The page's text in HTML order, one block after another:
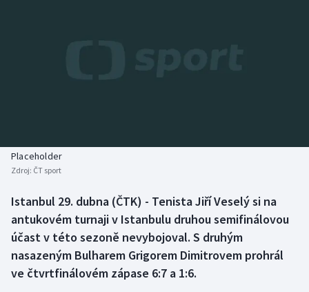
Biatlon
Box
Curling
Aplikace ČT sport
Placeholder
Zdroj: ČT sport
Istanbul 29. dubna (ČTK) - Tenista Jiří Veselý si na
antukovém turnaji v Istanbulu druhou semifinálovou
účast v této sezoně nevybojoval. S druhým
nasazeným Bulharem Grigorem Dimitrovem prohrál
ve čtvrtfinálovém zápase 6:7 a 1:6.